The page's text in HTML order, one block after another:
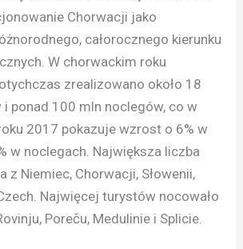
Chorwacji jako
całorocznego kierunku
W chorwackim roku
zrealizowano około 18
ponad 100 mln noclegów, co w
2017 pokazuje wzrost o 6% w
w noclegach. Największa liczba
z Niemiec, Chorwacji, Słowenii,
Najwięcej turystów nocowało
Poreču, Medulinie i Splicie.